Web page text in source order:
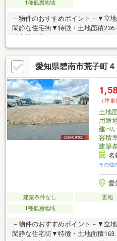
1種低層地域
－物件のおすすめポイント－▼立
閑静な住宅街▼特徴・土地面積
建築可能・北西側が幅員約5.1mの
ら奥まった、プライバシーを確保
スーパー「バロー碧南城山店」徒
城山店 徒歩5分(約340m)・セブン
分(約470m)■ ご希望の住まい探しを
━━━━━・・・物件の詳細・ご相
ださい。
愛知県碧南市荒子町
（坪単
土地
用途
建ぺ
容積
建築
名
その他
愛
建築条件なし 更地
1種低層地域
－物件のおすすめポイント－▼立
閑静な住宅街▼特徴・土地面積